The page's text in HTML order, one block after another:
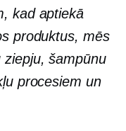
kad aptiekā
produktus, mēs
šampūnu
procesiem un